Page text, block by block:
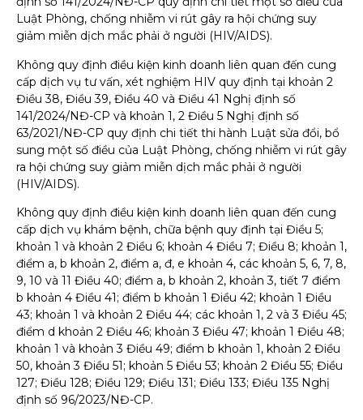
Luật Phòng, chống nhiễm vi rút gây ra hội chứng suy
giảm miễn dịch mắc phải ở người (HIV/AIDS).
Không quy định điều kiện kinh doanh liên quan đến cung
cấp dịch vụ tư vấn, xét nghiệm HIV quy định tại khoản 2
Điều 38, Điều 39, Điều 40 và Điều 41 Nghị định số
141/2024/NĐ-CP và khoản 1, 2 Điều 5 Nghị định số
63/2021/NĐ-CP quy định chi tiết thi hành Luật sửa đổi, bổ
sung một số điều của Luật Phòng, chống nhiễm vi rút gây
ra hội chứng suy giảm miễn dịch mắc phải ở người
(HIV/AIDS).
Không quy định điều kiện kinh doanh liên quan đến cung
cấp dịch vụ khám bệnh, chữa bệnh quy định tại Điều 5;
khoản 1 và khoản 2 Điều 6; khoản 4 Điều 7; Điều 8; khoản 1,
điểm a, b khoản 2, điểm a, đ, e khoản 4, các khoản 5, 6, 7, 8,
9, 10 và 11 Điều 40; điểm a, b khoản 2, khoản 3, tiết 7 điểm
b khoản 4 Điều 41; điểm b khoản 1 Điều 42; khoản 1 Điều
43; khoản 1 và khoản 2 Điều 44; các khoản 1, 2 và 3 Điều 45;
điểm d khoản 2 Điều 46; khoản 3 Điều 47; khoản 1 Điều 48;
khoản 1 và khoản 3 Điều 49; điểm b khoản 1, khoản 2 Điều
50, khoản 3 Điều 51; khoản 5 Điều 53; khoản 2 Điều 55; Điều
127; Điều 128; Điều 129; Điều 131; Điều 133; Điều 135 Nghị
định số 96/2023/NĐ-CP.